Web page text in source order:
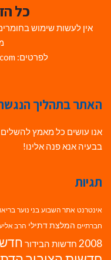
כל
אין לעשות שימוש
לפרטים: Avihai.ZoomAt@gmail.com
האתר בתהליך הנגשה
אנו עושים כל מאמץ
בבעיה אנא פנה אלינו!
תגיות
אינטרנט אתר השבוע בני נוער
חברתיים המלצת דתילי הרב
2008 חדשות הבידור